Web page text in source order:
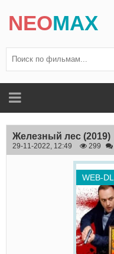
NEOMAX
Железный лес (2019)
29-11-2022, 12:49 299
WEB-DL